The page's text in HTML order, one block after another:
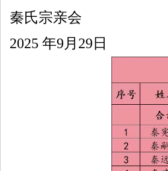
秦氏宗亲会
2025 年9月29日